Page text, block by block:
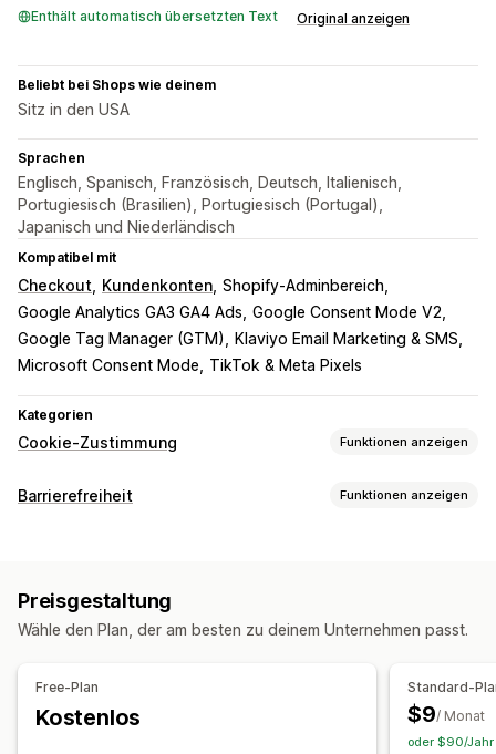
Enthält automatisch übersetzten Text Original anzeigen
Beliebt bei Shops wie deinem
Sitz in den USA
Sprachen
Englisch, Spanisch, Französisch, Deutsch, Italienisch,
Portugiesisch (Brasilien), Portugiesisch (Portugal),
Japanisch und Niederländisch
Kompatibel mit
Checkout Kundenkonten Shopify-Adminbereich
Google Analytics GA3 GA4 Ads Google Consent Mode V2
Google Tag Manager (GTM)
Klaviyo Email Marketing & SMS
Microsoft Consent Mode
TikTok & Meta Pixels
Kategorien
Cookie-Zustimmung Funktionen anzeigen
Anzeigeoptionen
Mehrere Sprachen Spracherkennung
Responsivität für Mobilgeräte A/B-Tests
Datenschutz-Compliance
Automatisches Blockieren
Barrierefreiheit Funktionen anzeigen
Tools für Zugänglichkeit
Lesezeile
Preisgestaltung
Wähle den Plan, der am besten zu deinem Unternehmen passt.
Free-Plan
Kostenlos
Standard-
$9/ Monat
oder $90/Jahr